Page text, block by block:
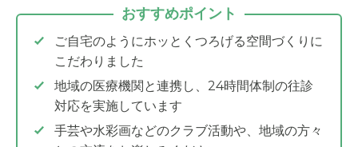
おすすめポイント
ご自宅のようにホッとくつろげる空間づくりに
こだわりました
地域の医療機関と連携し、24時間体制の往診
対応を実施しています
手芸や水彩画などのクラブ活動や、地域の方々